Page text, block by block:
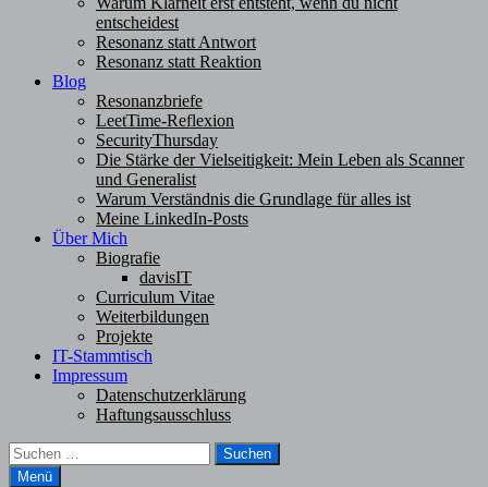
entscheidest
Resonanz statt Antwort
Resonanz statt Reaktion
Blog
Resonanzbriefe
LeetTime-Reflexion
SecurityThursday
Die Stärke der Vielseitigkeit: Mein Leben als Scanner
und Generalist
Warum Verständnis die Grundlage für alles ist
Meine LinkedIn-Posts
Über Mich
Biografie
davisIT
Curriculum Vitae
Weiterbildungen
Projekte
IT-Stammtisch
Impressum
Datenschutzerklärung
Haftungsausschluss
Suchen
nach:
Menü